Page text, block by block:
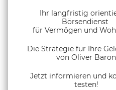
Ihr langfristig
Börsendienst
für Vermögen und
Die Strategie für Ihre
von Oliver Baron
Jetzt informieren und
testen!